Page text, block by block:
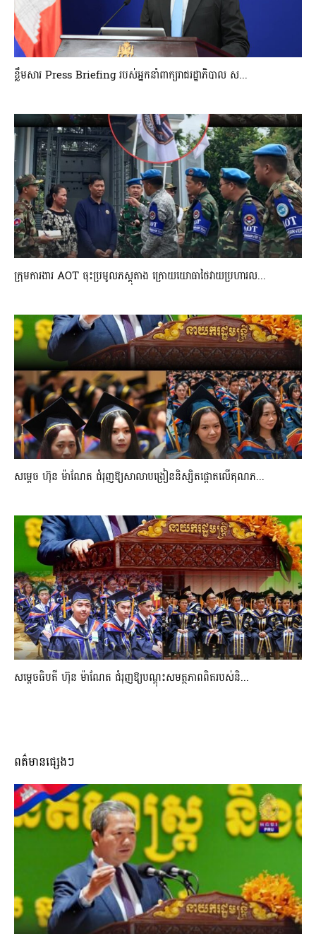
ខ្លឹមសារ Press Briefing របស់អ្នកនាំពាក្យរាជរដ្ឋាភិបាល ស...
ក្រុមការងារ AOT ចុះប្រមូលភស្តុតាង ក្រោយយោធាថៃវាយប្រហារល...
សម្តេច ហ៊ុន ម៉ាណែត ជំរុញឱ្យសាលាបង្រៀននិស្សិតផ្តោតលើគុណភ...
សម្តេចធិបតី ហ៊ុន ម៉ាណែត ជំរុញឱ្យបណ្តុះសមត្ថភាពពិតរបស់និ...
ពត៌មានផ្សេងៗ